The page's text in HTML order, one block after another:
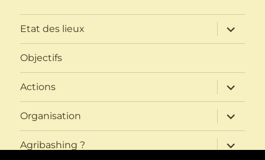
Etat des lieux
ouvrir
le
sous-
Objectifs
Actions
ouvrir
le
sous-
menu
Organisation
ouvrir
le
sous-
menu
Agribashing ?
ouvrir
le